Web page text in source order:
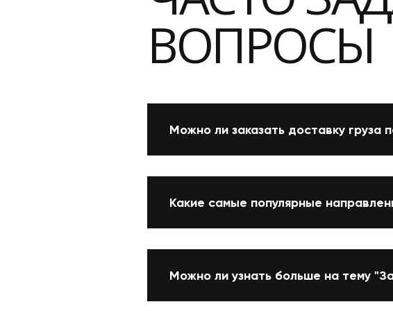
ВОПРОСЫ
Можно ли заказать доставку груза
Какие самые популярные
Можно ли узнать больше на тему